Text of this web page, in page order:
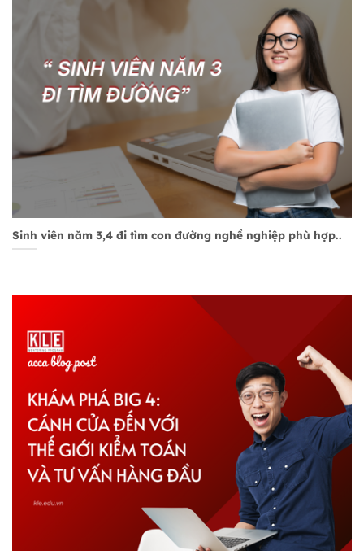
Sinh viên năm 3,4 đi tìm con đường nghề nghiệp phù hợp..